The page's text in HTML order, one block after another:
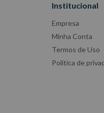
Institucional
Empresa
Minha Conta
Termos de Uso
Política de